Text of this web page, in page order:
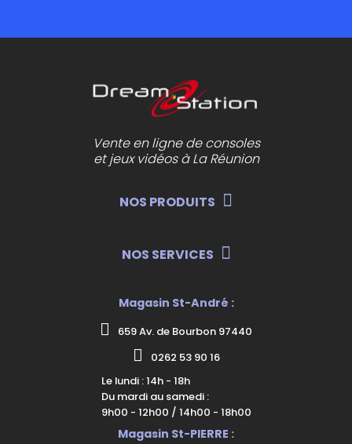
Vente en ligne de consoles
et jeux vidéos à La Réunion
NOS PRODUITS
NOS SERVICES
Magasin St-André :
659 Av. de Bourbon 97440
0262 53 90 16
Le lundi : 14h - 18h
Du mardi au samedi :
9h00 - 12h00 / 14h00 - 18h00
Magasin St-PIERRE :